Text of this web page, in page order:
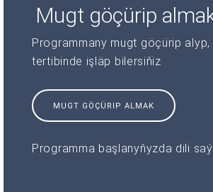
Mugt göçürip
Programmany mugt göçürip
tertibinde işläp bilersiňiz
MUGT GÖÇÜRIP ALMAK
Programma başlanyňyzda dili